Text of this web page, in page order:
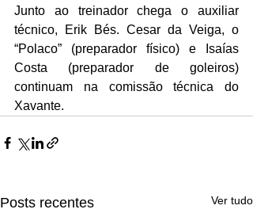
Junto ao treinador chega o auxiliar
técnico, Erik Bés. Cesar da Veiga, o
“Polaco” (preparador físico) e Isaías
Costa (preparador de goleiros)
continuam na comissão técnica do
Xavante.
Posts recentes Ver tudo